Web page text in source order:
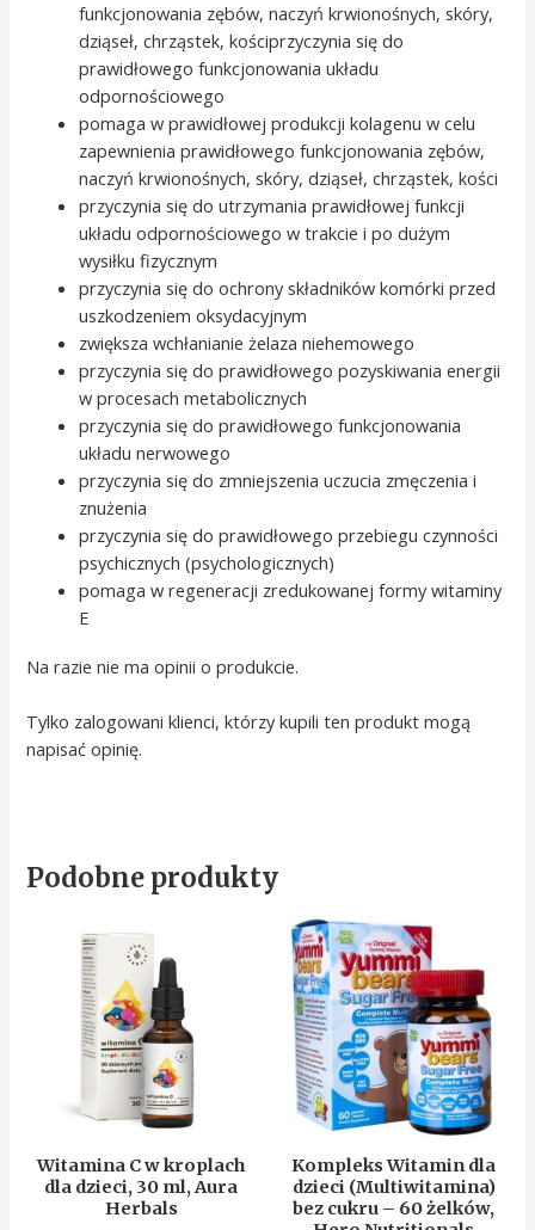
funkcjonowania zębów, naczyń krwionośnych, skóry,
dziąseł, chrząstek, kościprzyczynia się do
prawidłowego funkcjonowania układu
odpornościowego
pomaga w prawidłowej produkcji kolagenu w celu
zapewnienia prawidłowego funkcjonowania zębów,
naczyń krwionośnych, skóry, dziąseł, chrząstek, kości
przyczynia się do utrzymania prawidłowej funkcji
układu odpornościowego w trakcie i po dużym
wysiłku fizycznym
przyczynia się do ochrony składników komórki przed
uszkodzeniem oksydacyjnym
zwiększa wchłanianie żelaza niehemowego
przyczynia się do prawidłowego pozyskiwania energii
w procesach metabolicznych
przyczynia się do prawidłowego funkcjonowania
układu nerwowego
przyczynia się do zmniejszenia uczucia zmęczenia i
znużenia
przyczynia się do prawidłowego przebiegu czynności
psychicznych (psychologicznych)
pomaga w regeneracji zredukowanej formy witaminy
E
Na razie nie ma opinii o produkcie.
Tylko zalogowani klienci, którzy kupili ten produkt mogą
napisać opinię.
Podobne produkty
Witamina C w kroplach
dla dzieci, 30 ml, Aura
Herbals
Kompleks Witamin dla
dzieci (Multiwitamina)
bez cukru – 60 żelków,